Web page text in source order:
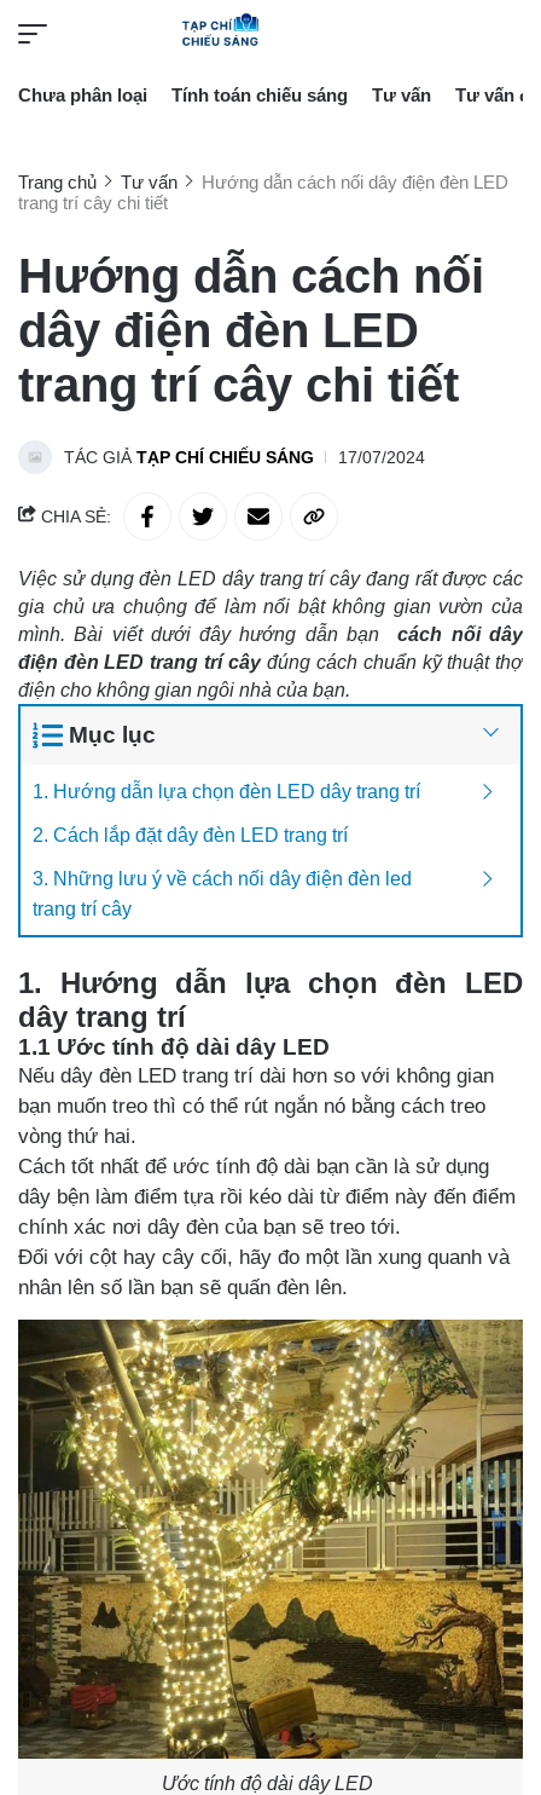
Chưa phân loại Tính toán chiếu sáng Tư vấn Tư vấn
Trang chủ Tư vấn
Hướng dẫn cách nối dây điện đèn LED
trang trí cây chi tiết
Hướng dẫn cách nối
dây điện đèn LED
trang trí cây chi tiết
TÁC GIẢ TẠP CHÍ CHIẾU SÁNG 17/07/2024
CHIA SẺ:
Việc sử dụng đèn LED dây trang trí cây đang rất được các
gia chủ ưa chuộng để làm nổi bật không gian vườn của
mình. Bài viết dưới đây hướng dẫn bạn
cách nối dây
điện đèn LED trang trí cây đúng cách chuẩn kỹ thuật thợ
điện cho không gian ngôi nhà của bạn.
Mục lục
1. Hướng dẫn lựa chọn đèn LED dây trang trí
2. Cách lắp đặt dây đèn LED trang trí
3. Những lưu ý về cách nối dây điện đèn led
trang trí cây
1. Hướng dẫn lựa chọn đèn LED
dây trang trí
1.1 Ước tính độ dài dây LED
Nếu dây đèn LED trang trí dài hơn so với không gian
bạn muốn treo thì có thể rút ngắn nó bằng cách treo
vòng thứ hai.
Cách tốt nhất để ước tính độ dài bạn cần là sử dụng
dây bện làm điểm tựa rồi kéo dài từ điểm này đến điểm
chính xác nơi dây đèn của bạn sẽ treo tới.
Đối với cột hay cây cối, hãy đo một lần xung quanh và
nhân lên số lần bạn sẽ quấn đèn lên.
Ước tính độ dài dây LED